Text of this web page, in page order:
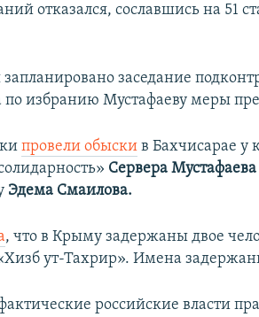
отказался, сославшись на 51
заседание
по избранию Мустафаеву меры
провели обыски в Бахчисарае у
Сервера Мустафаева
Эдема Смаилова.
, что в Крыму задержаны двое
ут-Тахрир». Имена
российские власти